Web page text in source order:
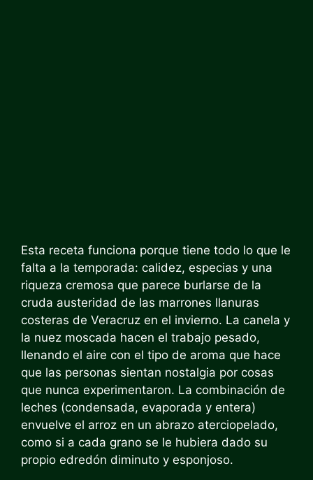
Esta receta funciona porque tiene todo lo que le
falta a la temporada: calidez, especias y una
riqueza cremosa que parece burlarse de la
cruda austeridad de las marrones llanuras
costeras de Veracruz en el invierno. La canela y
la nuez moscada hacen el trabajo pesado,
llenando el aire con el tipo de aroma que hace
que las personas sientan nostalgia por cosas
que nunca experimentaron. La combinación de
leches (condensada, evaporada y entera)
envuelve el arroz en un abrazo aterciopelado,
como si a cada grano se le hubiera dado su
propio edredón diminuto y esponjoso.